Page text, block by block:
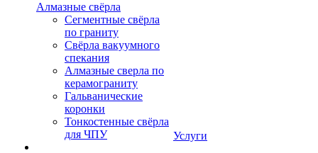
Алмазные свёрла
Сегментные свёрла
по граниту
Свёрла вакуумного
спекания
Алмазные сверла по
керамограниту
Гальванические
коронки
Тонкостенные свёрла
для ЧПУ
Услуги